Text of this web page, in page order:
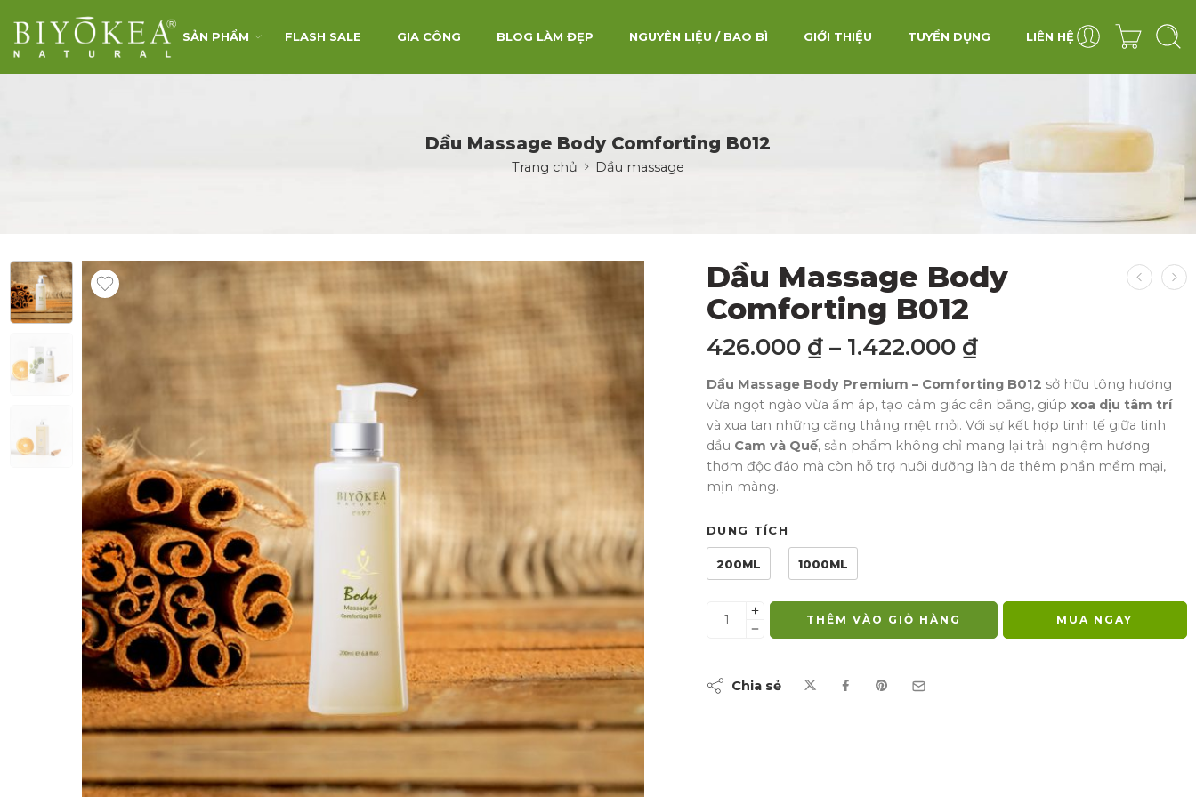
SẢN PHẨM FLASH SALE GIA CÔNG BLOG LÀM ĐẸP NGUYÊN LIỆU / BAO BÌ GIỚI THIỆU TUYỂN DỤNG LIÊN HỆ
Dầu Massage Body Comforting B012
Trang chủ Dầu massage
Dầu Massage Body
Comforting B012
426.000 ₫ – 1.422.000 ₫
Dầu Massage Body Premium – Comforting B012 sở hữu tông hương
vừa ngọt ngào vừa ấm áp, tạo cảm giác cân bằng, giúp xoa dịu tâm trí
và xua tan những căng thẳng mệt mỏi. Với sự kết hợp tinh tế giữa tinh
dầu Cam và Quế, sản phẩm không chỉ mang lại trải nghiệm hương
thơm độc đáo mà còn hỗ trợ nuôi dưỡng làn da thêm phần mềm mại,
mịn màng.
DUNG TÍCH
200ML 1000ML
THÊM VÀO GIỎ HÀNG MUA NGAY
Chia sẻ